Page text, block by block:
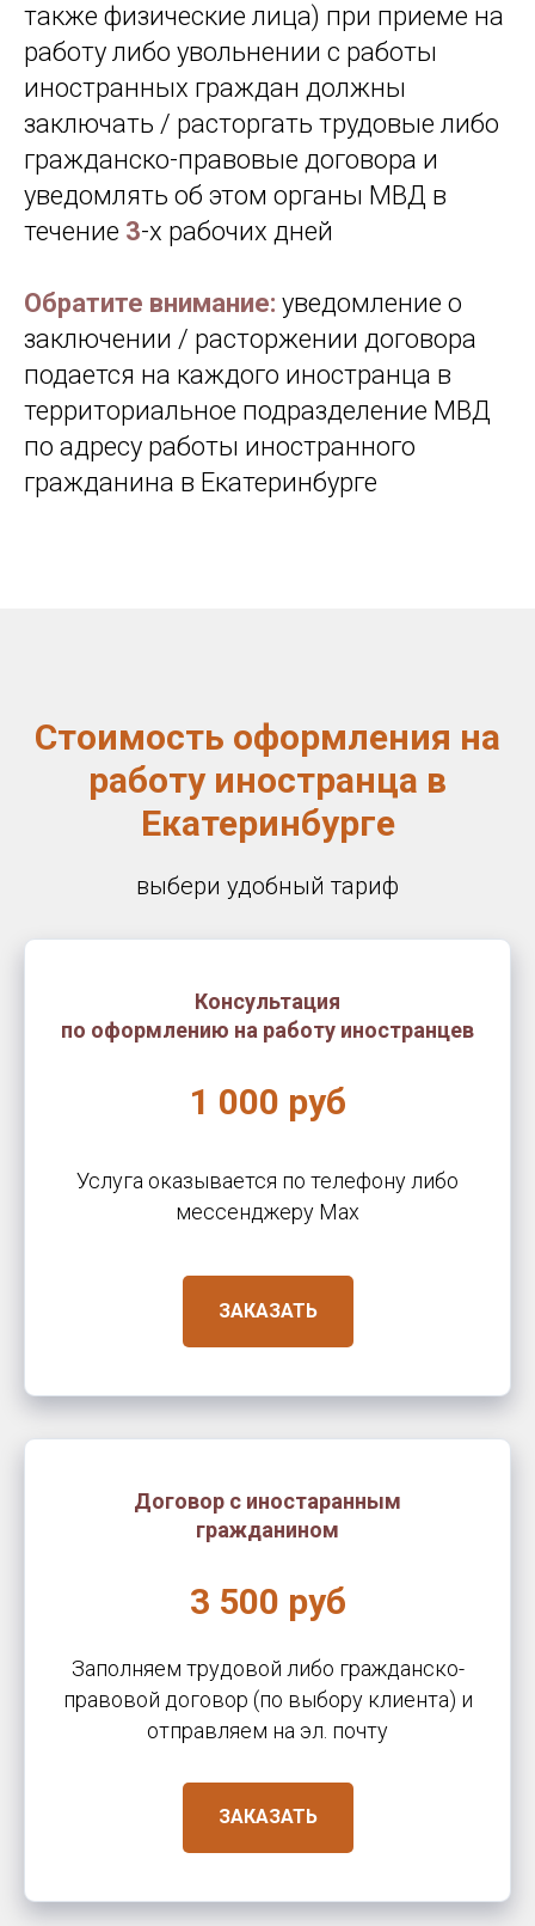
также физические лица) при приеме на
работу либо увольнении с работы
иностранных граждан должны
заключать / расторгать трудовые либо
гражданско-правовые договора и
уведомлять об этом органы МВД в
течение 3-х рабочих дней
Обратите внимание: уведомление о
заключении / расторжении договора
подается на каждого иностранца в
территориальное подразделение МВД
по адресу работы иностранного
гражданина в Екатеринбурге
Стоимость оформления на
работу иностранца в
Екатеринбурге
выбери удобный тариф
Консультация
по оформлению на работу иностранцев
1 000 руб
Услуга оказывается по телефону либо
месcенджеру Max
ЗАКАЗАТЬ
Договор с иностаранным
гражданином
3 500 руб
Заполняем трудовой либо гражданско-
правовой договор (по выбору клиента) и
отправляем на эл. почту
ЗАКАЗАТЬ